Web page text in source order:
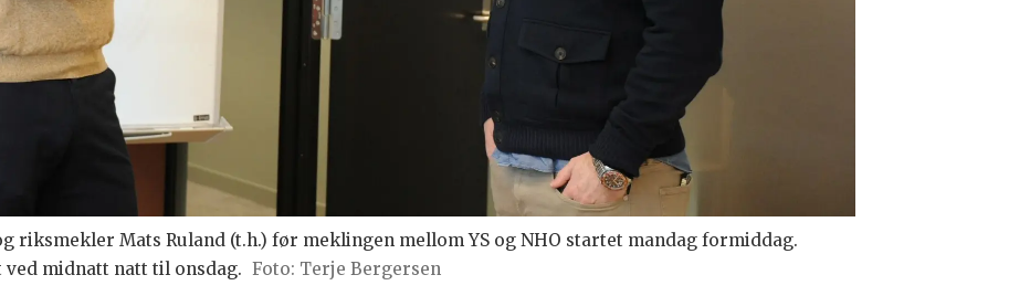
riksmekler Mats Ruland (t.h.) før meklingen mellom YS og NHO startet mandag formiddag.
midnatt natt til onsdag. Foto: Terje Bergersen